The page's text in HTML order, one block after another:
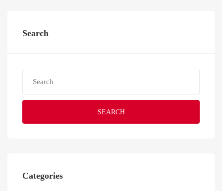
Search
SEARCH
Categories